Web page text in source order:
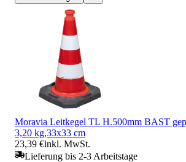
Moravia Leitkegel TL H.500mm BAST
3,20 kg,33x33 cm
23,39 €inkl. MwSt.
Lieferung bis 2-3 Arbeitstage